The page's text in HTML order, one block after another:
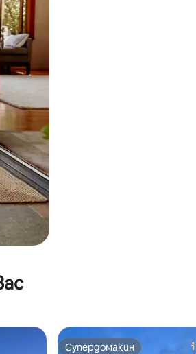
или плъзгане.
Супердомакин